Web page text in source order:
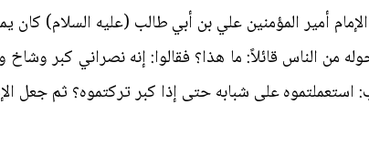
أمير المؤمنين علي بن أبي طالب (عليه السلام)
من الناس قائلاً: ما هذا؟ فقالوا: إنه نصراني كبر
على شبابه حتى إذا كبر تركتموه؟ ثم جعل